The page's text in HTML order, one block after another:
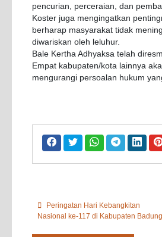
pencurian, perceraian, dan
Koster juga mengingatkan
berharap masyarakat tidak
diwariskan oleh leluhur.
Bale Kertha Adhyaksa telah
Empat kabupaten/kota lainnya
mengurangi persoalan hukum
Peringatan Hari Kebangkitan
Nasional ke-117 di Kabupaten Badung